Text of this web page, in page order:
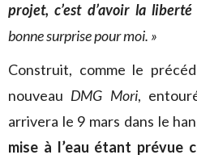
projet, c’est d’avoir la liberté
bonne surprise pour moi. »
Construit, comme le
nouveau DMG Mori,
arrivera le 9 mars dans le
mise à l’eau étant prévue